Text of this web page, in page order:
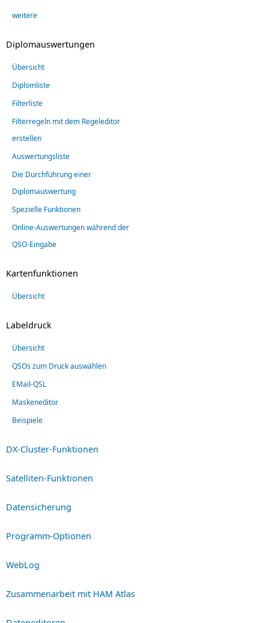
weitere
Diplomauswertungen
Übersicht
Diplomliste
Filterliste
Filterregeln mit dem Regeleditor
erstellen
Auswertungsliste
Die Durchführung einer
Diplomauswertung
Spezielle Funktionen
Online-Auswertungen während der
QSO-Eingabe
Kartenfunktionen
Übersicht
Labeldruck
Übersicht
QSOs zum Druck auswählen
EMail-QSL
Maskeneditor
Beispiele
DX-Cluster-Funktionen
Satelliten-Funktionen
Datensicherung
Programm-Optionen
WebLog
Zusammenarbeit mit HAM Atlas